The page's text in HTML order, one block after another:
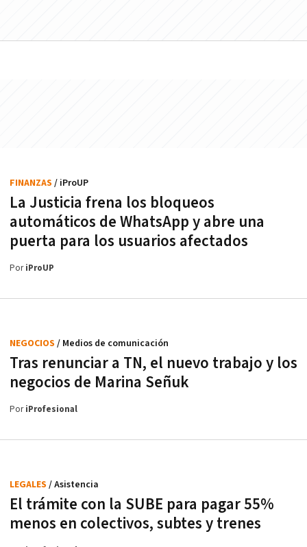
La Justicia frena los bloqueos
automáticos de WhatsApp y abre una
puerta para los usuarios afectados
FINANZAS / iProUP
PoriProUP
Tras renunciar a TN, el nuevo trabajo y los
negocios de Marina Señuk
NEGOCIOS / Medios de comunicación
PoriProfesional
El trámite con la SUBE para pagar 55%
menos en colectivos, subtes y trenes
LEGALES / Asistencia